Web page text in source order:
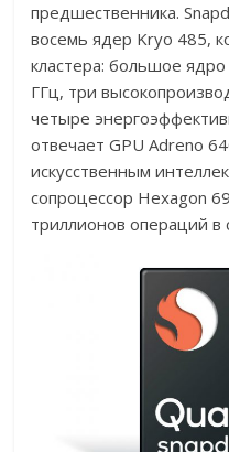
предшественника.
восемь ядер Kryo 485,
кластера: большое
ГГц, три
четыре
отвечает GPU Adreno
искусственным
сопроцессор Hexagon
триллионов операций в